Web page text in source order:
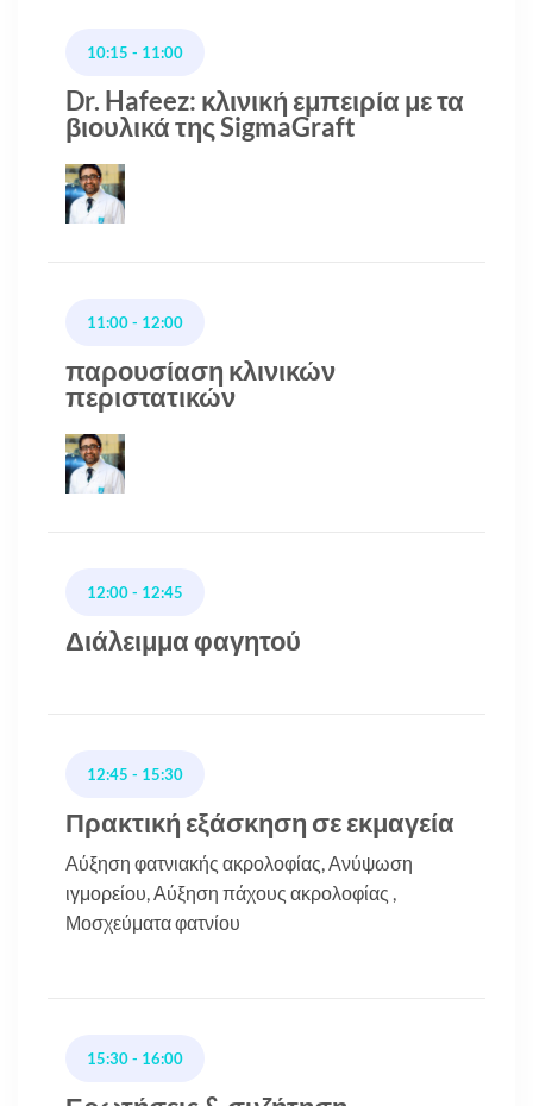
10:15 - 11:00
Dr. Hafeez: κλινική εμπειρία με τα
βιουλικά της SigmaGraft
11:00 - 12:00
παρουσίαση κλινικών
περιστατικών
12:00 - 12:45
Διάλειμμα φαγητού
12:45 - 15:30
Πρακτική εξάσκηση σε εκμαγεία
Αύξηση φατνιακής ακρολοφίας, Ανύψωση
ιγμορείου, Αύξηση πάχους ακρολοφίας ,
Μοσχεύματα φατνίου
15:30 - 16:00